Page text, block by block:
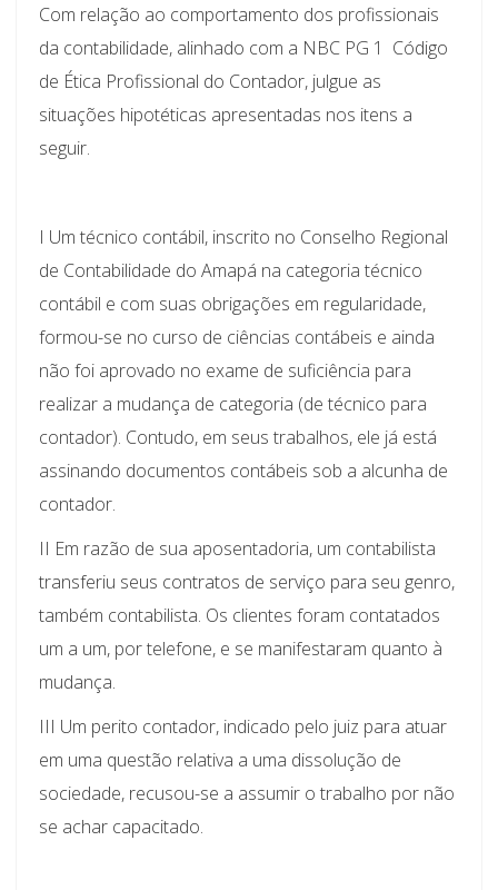
Com relação ao comportamento dos profissionais
da contabilidade, alinhado com a NBC PG 1  Código
de Ética Profissional do Contador, julgue as
situações hipotéticas apresentadas nos itens a
seguir.
I Um técnico contábil, inscrito no Conselho Regional
de Contabilidade do Amapá na categoria técnico
contábil e com suas obrigações em regularidade,
formou-se no curso de ciências contábeis e ainda
não foi aprovado no exame de suficiência para
realizar a mudança de categoria (de técnico para
contador). Contudo, em seus trabalhos, ele já está
assinando documentos contábeis sob a alcunha de
contador.
II Em razão de sua aposentadoria, um contabilista
transferiu seus contratos de serviço para seu genro,
também contabilista. Os clientes foram contatados
um a um, por telefone, e se manifestaram quanto à
mudança.
III Um perito contador, indicado pelo juiz para atuar
em uma questão relativa a uma dissolução de
sociedade, recusou-se a assumir o trabalho por não
se achar capacitado.